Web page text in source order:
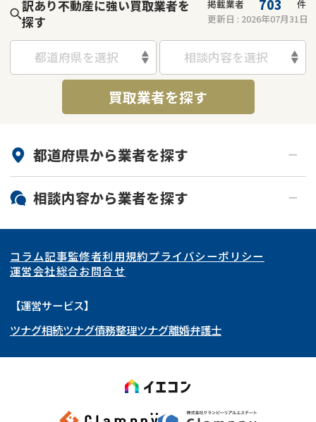
訳あり不動産に強い買取業者を
探す
掲載業者 703
件
更新日 : 2026年07月31日
都道府県を選択 相談内容を選択
買取業者を探す
都道府県から業者を探す
北海道・東北
北海道 青森県
岩手県 宮城県
秋田県
福島県
関東
東京都 神奈川県
埼玉県
茨城県 群馬県
東海
愛知県
岐阜県 山梨県
関西
大阪府 京都府
奈良県
和歌山県
北陸・甲信越
石川県
富山県
岡山県
九州・沖縄
相談内容から業者を探す
再建築不可
底地
ゴミ屋敷
リースバック
コラム記事監修者利用規約プライバシーポリシー
運営会社総合お問合せ
【運営サービス】
ツナグ相続ツナグ債務整理ツナグ離婚弁護士